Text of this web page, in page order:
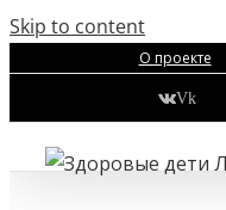
Skip to content
О проекте
Vk